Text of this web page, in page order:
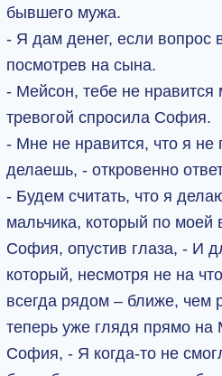
бывшего мужа.
- Я дам денег, если вопрос
посмотрев на сына.
- Мейсон, тебе не
тревогой спросила София.
- Мне не нравится, что я
делаешь, - откровенно
- Будем считать, что я
мальчика, который по моей
София, опустив глаза, - И
который, несмотря не на
всегда рядом – ближе, чем
теперь уже глядя прямо
София, - Я когда-то не